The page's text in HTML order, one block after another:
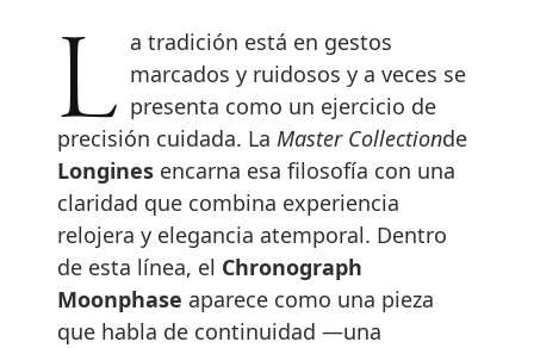
La tradición está en gestos marcados y ruidosos y a veces se
presenta como un ejercicio de
precisión cuidada. La Master Collectionde
Longines encarna esa filosofía con una
claridad que combina experiencia
relojera y elegancia atemporal. Dentro
de esta línea, el Chronograph
Moonphase aparece como una pieza
que habla de continuidad —una